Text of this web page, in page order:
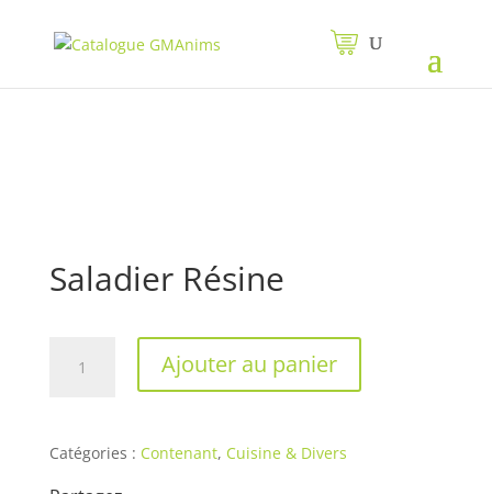
Saladier Résine
Ajouter au panier
Catégories : Contenant, Cuisine & Divers